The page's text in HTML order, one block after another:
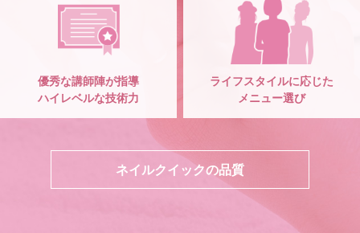
優秀な講師陣が指導
ハイレベルな技術力
ライフスタイルに応じた
メニュー選び
ネイルクイックの品質